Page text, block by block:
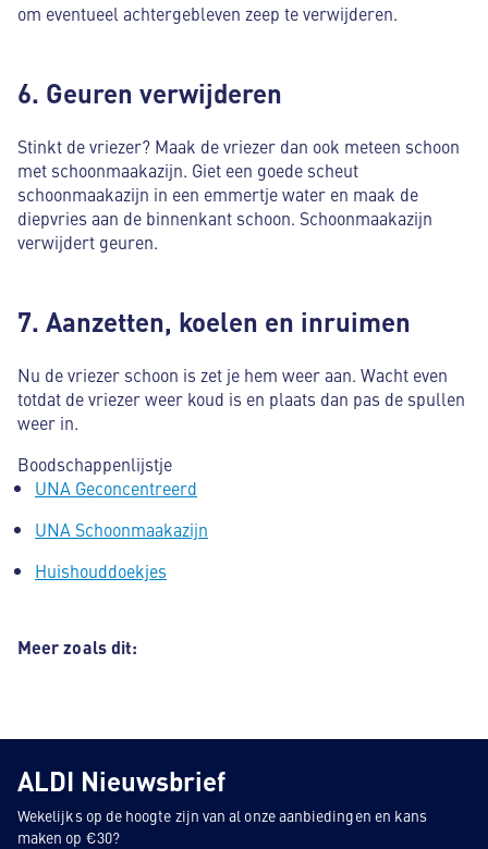
om eventueel achtergebleven zeep te verwijderen.
6. Geuren verwijderen
Stinkt de vriezer? Maak de vriezer dan ook meteen schoon
met schoonmaakazijn. Giet een goede scheut
schoonmaakazijn in een emmertje water en maak de
diepvries aan de binnenkant schoon. Schoonmaakazijn
verwijdert geuren.
7. Aanzetten, koelen en inruimen
Nu de vriezer schoon is zet je hem weer aan. Wacht even
totdat de vriezer weer koud is en plaats dan pas de spullen
weer in.
Boodschappenlijstje
UNA Geconcentreerd
UNA Schoonmaakazijn
Huishouddoekjes
Meer zoals dit:
ALDI Nieuwsbrief
Wekelijks op de hoogte zijn van al onze aanbiedingen en kans
maken op €30?